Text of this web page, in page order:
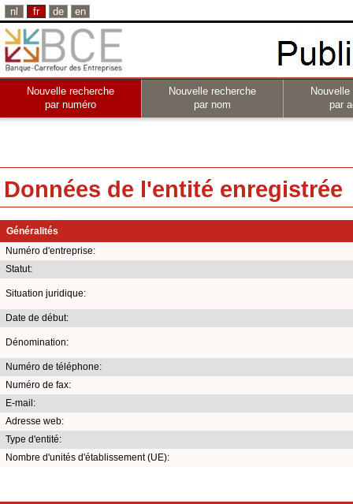
nl fr de en
Nouvelle recherche
par numéro
Nouvelle recherche
par nom
par
Données de l'entité enregistrée
Généralités
Numéro d'entreprise:
Statut:
Situation juridique:
Date de début:
Dénomination:
Numéro de téléphone:
Numéro de fax:
E-mail:
Adresse web:
Type d'entité:
Nombre d'unités d'établissement (UE):